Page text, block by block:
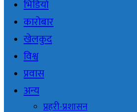
भिडियो
कारोबार
खेलकुद
विश्व
प्रवास
अन्य
प्रहरी-प्रशासन